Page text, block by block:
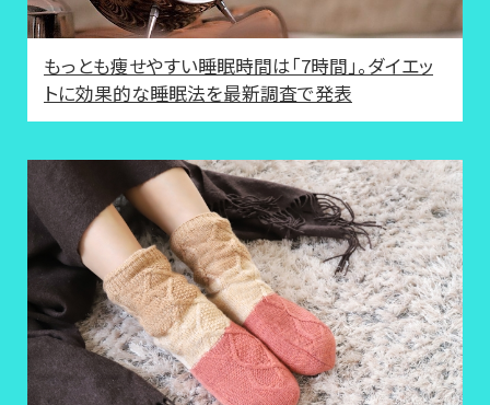
もっとも痩せやすい睡眠時間は「7時間」。ダイエッ
トに効果的な睡眠法を最新調査で発表